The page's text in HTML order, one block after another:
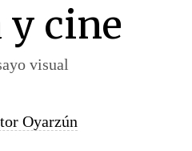
y cine
visual
Oyarzún